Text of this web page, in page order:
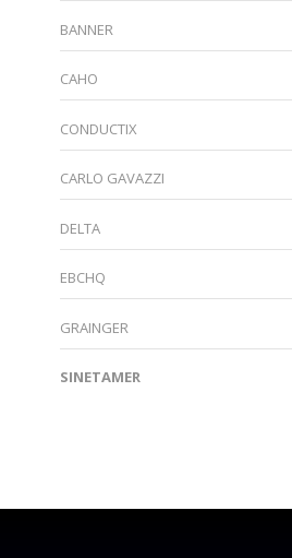
BANNER
CAHO
CONDUCTIX
CARLO GAVAZZI
DELTA
EBCHQ
GRAINGER
SINETAMER